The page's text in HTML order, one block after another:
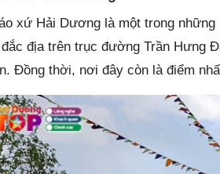
xứ Hải Dương là một trong
địa trên trục đường Trần Hưng
Đồng thời, nơi đây còn là điểm